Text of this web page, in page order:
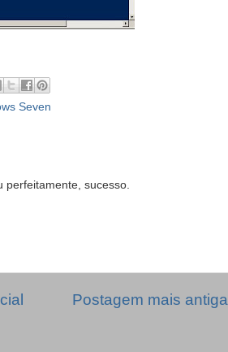
Seven
sucesso.
Postagem mais antiga